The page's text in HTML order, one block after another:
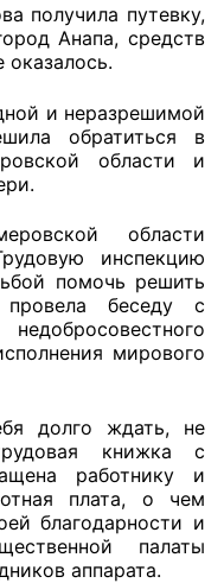
г.
получила путевку,
Анапа, средств
и неразрешимой
обратиться в
области и
области
инспекцию
помочь решить
беседу с
мирового
долго ждать, не
книжка с
работнику и
плата, о чем
благодарности и
палаты
аппарата.